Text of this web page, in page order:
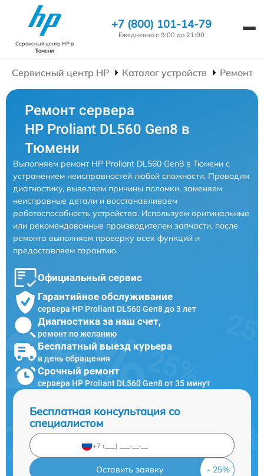
Сервисный центр HPв
Тюмени
+7 (800) 101-14-79
Ежедневно с 9:00 до 21:00
Сервисный центр HP Каталог устройств Ремонт
Ремонт сервера
HP Proliant DL560 Gen8 в
Тюмени
Выполняем ремонт HP Proliant DL560 Gen8 в Тюмени с
устранением неисправностей любой сложности. Проводим
диагностику, выявляем причины поломки, заменяем
неисправные детали и восстанавливаем
работоспособность устройства. Используем оригинальные
или рекомендованные производителем запчасти, после
ремонта выполняем проверку всех функций и
предоставляем гарантию.
Официальный сервис
Гарантийное обслуживание
сервера HP Proliant DL560 Gen8 до 3 лет
Диагностика за наш счет,
ремонт по желанию
Бесплатный выезд курьера
в день обращения
Срочный ремонт
сервера HP Proliant DL560 Gen8 от 35 минут
Бесплатная консультация со
специалистом
Оставить заявку